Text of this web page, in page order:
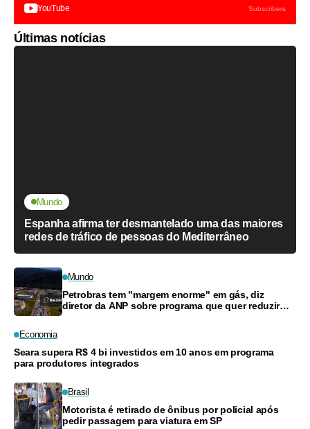
YouTube Subscribers
Últimas notícias
Mundo
Espanha afirma ter desmantelado uma das maiores
redes de tráfico de pessoas do Mediterrâneo
Mundo
Petrobras tem "margem enorme" em gás, diz
diretor da ANP sobre programa que quer reduzir
Economia
Seara supera R$ 4 bi investidos em 10 anos em programa
para produtores integrados
Brasil
Motorista é retirado de ônibus por policial após
pedir passagem para viatura em SP